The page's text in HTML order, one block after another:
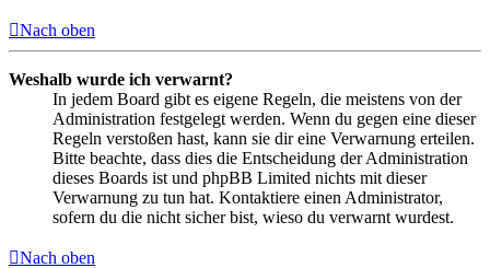
Nach oben
Weshalb wurde ich verwarnt?
In jedem Board gibt es eigene Regeln, die meistens von der
Administration festgelegt werden. Wenn du gegen eine dieser
Regeln verstoßen hast, kann sie dir eine Verwarnung erteilen.
Bitte beachte, dass dies die Entscheidung der Administration
dieses Boards ist und phpBB Limited nichts mit dieser
Verwarnung zu tun hat. Kontaktiere einen Administrator,
sofern du die nicht sicher bist, wieso du verwarnt wurdest.
Nach oben